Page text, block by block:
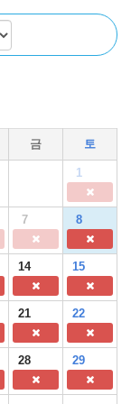
금 토
1
7 8
14 15
21 22
28 29